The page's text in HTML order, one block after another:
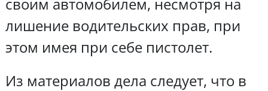
лишение водительских прав, при
этом имея при себе пистолет.
Из материалов дела следует, что в